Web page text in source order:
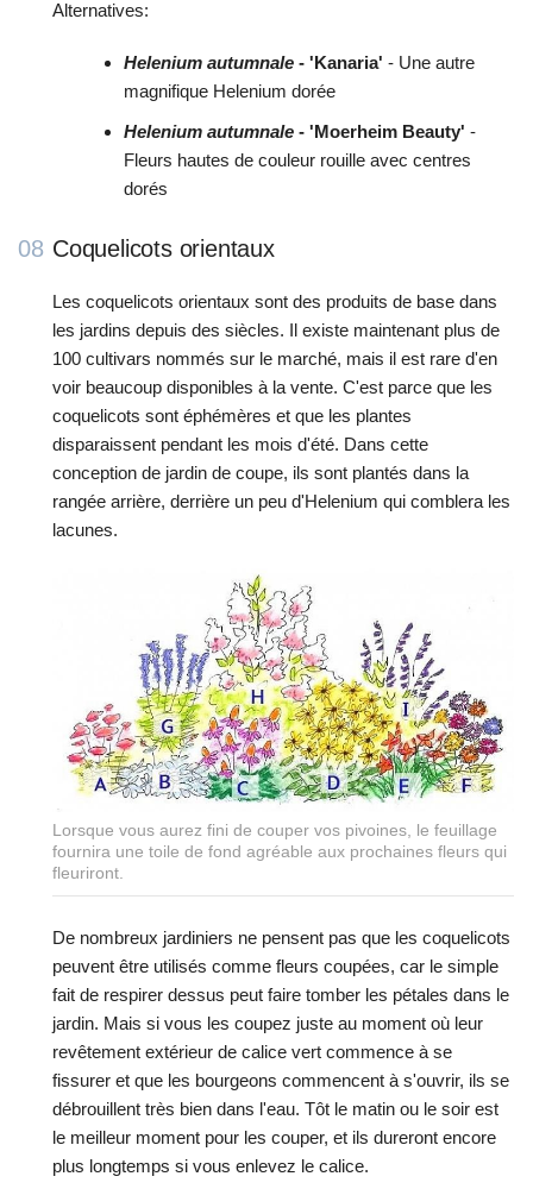
Alternatives:
Helenium autumnale - 'Kanaria' - Une autre
magnifique Helenium dorée
Helenium autumnale - 'Moerheim Beauty' -
Fleurs hautes de couleur rouille avec centres
dorés
08 Coquelicots orientaux
Les coquelicots orientaux sont des produits de base dans
les jardins depuis des siècles. Il existe maintenant plus de
100 cultivars nommés sur le marché, mais il est rare d'en
voir beaucoup disponibles à la vente. C'est parce que les
coquelicots sont éphémères et que les plantes
disparaissent pendant les mois d'été. Dans cette
conception de jardin de coupe, ils sont plantés dans la
rangée arrière, derrière un peu d'Helenium qui comblera les
lacunes.
Lorsque vous aurez fini de couper vos pivoines, le feuillage
fournira une toile de fond agréable aux prochaines fleurs qui
fleuriront.
De nombreux jardiniers ne pensent pas que les coquelicots
peuvent être utilisés comme fleurs coupées, car le simple
fait de respirer dessus peut faire tomber les pétales dans le
jardin. Mais si vous les coupez juste au moment où leur
revêtement extérieur de calice vert commence à se
fissurer et que les bourgeons commencent à s'ouvrir, ils se
débrouillent très bien dans l'eau. Tôt le matin ou le soir est
le meilleur moment pour les couper, et ils dureront encore
plus longtemps si vous enlevez le calice.